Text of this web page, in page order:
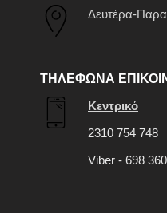
Δευτέρα-
ΤΗΛΕΦΩΝΑ
Κεντρικό
2310 754 748
Viber - 698